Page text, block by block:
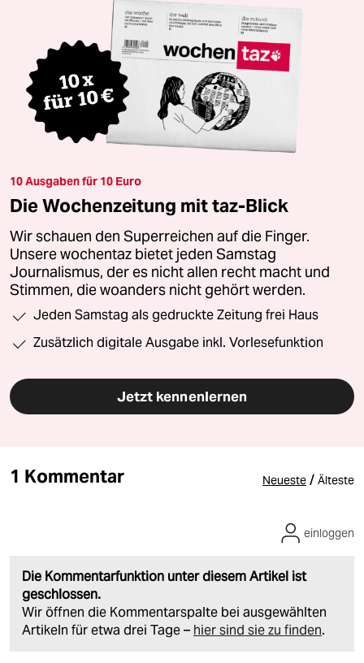
10 Ausgaben für 10 Euro
Die Wochenzeitung mit taz-Blick
Wir schauen den Superreichen auf die Finger.
Unsere wochentaz bietet jeden Samstag
Journalismus, der es nicht allen recht macht und
Stimmen, die woanders nicht gehört werden.
Jeden Samstag als gedruckte Zeitung frei Haus
Zusätzlich digitale Ausgabe inkl. Vorlesefunktion
Jetzt kennenlernen
1 Kommentar Neueste / Älteste
Die Kommentarfunktion unter diesem Artikel ist
geschlossen.
Wir öffnen die Kommentarspalte bei ausgewählten
Artikeln für etwa drei Tage – hier sind sie zu finden.
einloggen